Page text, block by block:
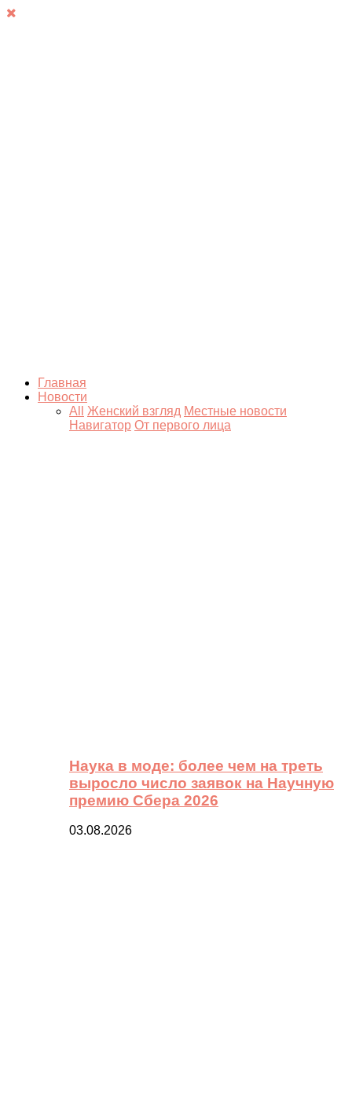
Главная
Новости
All
Женский взгляд Местные новости
Навигатор От первого лица
Наука в моде: более чем на треть
выросло число заявок на Научную
премию Сбера 2026
03.08.2026